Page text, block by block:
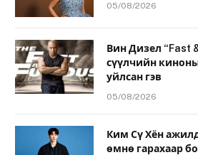
05/08/2026
Вин Дизел “Fast
сүүлчийн
уйлсан гэв
05/08/2026
Ким Сү Хён
өмнө гарахаар